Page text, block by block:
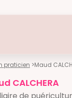
praticien >Maud
CALCHERA